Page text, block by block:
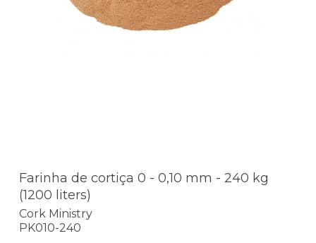
Farinha de cortiça 0 - 0,10 mm - 240 kg
(1200 liters)
Cork Ministry
PK010-240